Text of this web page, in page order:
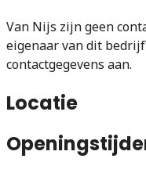
Van Nijs zijn geen
eigenaar van dit
contactgegevens aan.
Locatie